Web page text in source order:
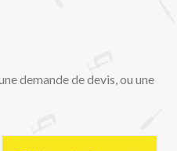
demande de devis, ou une